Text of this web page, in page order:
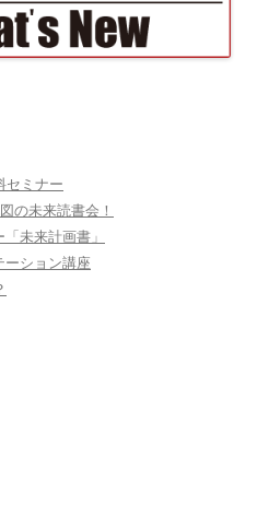
セミナー
の未来読書会！
未来計画書」
ーション講座